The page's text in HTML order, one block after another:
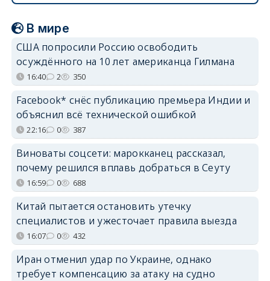
В мире
США попросили Россию освободить
осуждённого на 10 лет американца Гилмана
16:40 2 350
Facebook* снёс публикацию премьера Индии и
объяснил всё технической ошибкой
22:16 0 387
Виноваты соцсети: марокканец рассказал,
почему решился вплавь добраться в Сеуту
16:59 0 688
Китай пытается остановить утечку
специалистов и ужесточает правила выезда
16:07 0 432
Иран отменил удар по Украине, однако
требует компенсацию за атаку на судно